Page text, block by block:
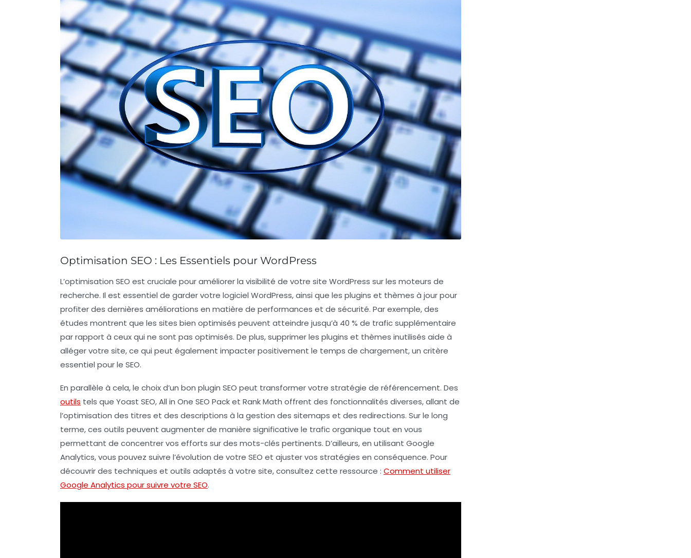
Optimisation SEO : Les Essentiels pour WordPress
L’optimisation SEO est cruciale pour améliorer la visibilité de votre site WordPress sur les moteurs de
recherche. Il est essentiel de garder votre logiciel WordPress, ainsi que les plugins et thèmes à jour pour
profiter des dernières améliorations en matière de performances et de sécurité. Par exemple, des
études montrent que les sites bien optimisés peuvent atteindre jusqu’à 40 % de trafic supplémentaire
par rapport à ceux qui ne sont pas optimisés. De plus, supprimer les plugins et thèmes inutilisés aide à
alléger votre site, ce qui peut également impacter positivement le temps de chargement, un critère
essentiel pour le SEO.
En parallèle à cela, le choix d’un bon plugin SEO peut transformer votre stratégie de référencement. Des
outils tels que Yoast SEO,All in One SEO Packet Rank Math offrent des fonctionnalités diverses, allant de
l’optimisation des titres et des descriptions à la gestion des sitemaps et des redirections. Sur le long
terme, ces outils peuvent augmenter de manière significative le trafic organique tout en vous
permettant de concentrer vos efforts sur des mots-clés pertinents. D’ailleurs, en utilisant Google
Analytics, vous pouvez suivre l’évolution de votre SEO et ajuster vos stratégies en conséquence. Pour
découvrir des techniques et outils adaptés à votre site, consultez cette ressource : Comment utiliser
Google Analytics pour suivre votre SEO.